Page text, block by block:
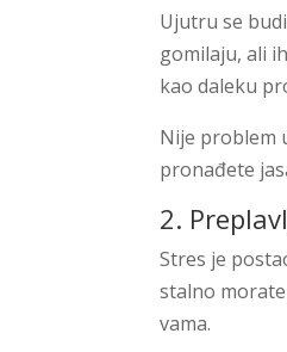
Ujutru se
gomilaju, ali
kao daleku
Nije problem
pronađete
2.
Stres je
stalno
vama.